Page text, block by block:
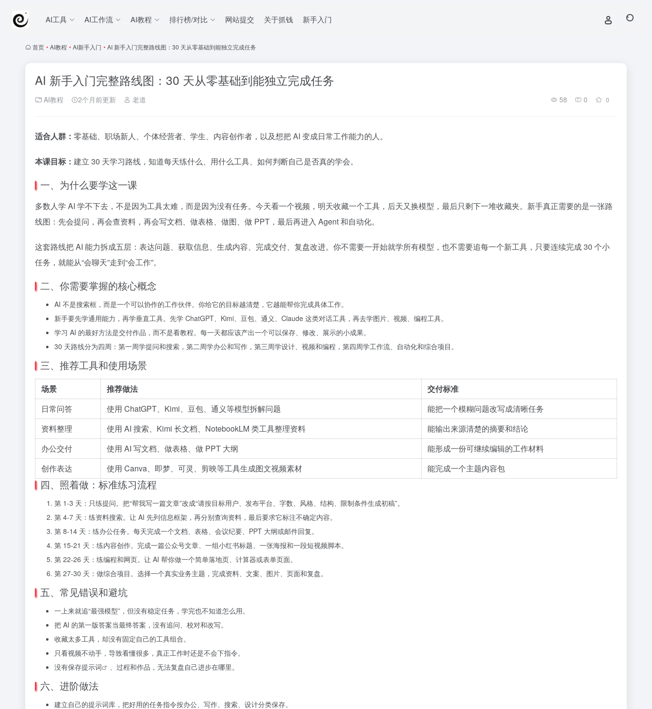
AI工具 AI工作流 AI教程 排行榜/对比 网站提交 关于抓钱 新手入门
首页 • AI教程 • AI新手入门 • AI 新手入门完整路线图：30 天从零基础到能独立完成任务
AI 新手入门完整路线图：30 天从零基础到能独立完成任务
AI教程 2个月前更新 老道 58 0 0
适合人群： 零基础、职场新人、个体经营者、学生、内容创作者，以及想把 AI 变成日常工作能力的人。
本课目标： 建立 30 天学习路线，知道每天练什么、用什么工具、如何判断自己是否真的学会。
一、为什么要学这一课
多数人学 AI 学不下去，不是因为工具太难，而是因为没有任务。今天看一个视频，明天收藏一个工具，后天又换模型，最后只剩下一堆收藏夹。新手真正需要的是一张路
线图：先会提问，再会查资料，再会写文档、做表格、做图、做 PPT，最后再进入 Agent 和自动化。
这套路线把 AI 能力拆成五层：表达问题、获取信息、生成内容、完成交付、复盘改进。你不需要一开始就学所有模型，也不需要追每一个新工具，只要连续完成 30 个小
任务，就能从“会聊天”走到“会工作”。
二、你需要掌握的核心概念
AI 不是搜索框，而是一个可以协作的工作伙伴。你给它的目标越清楚，它越能帮你完成具体工作。
新手要先学通用能力，再学垂直工具。先学 ChatGPT、Kimi、豆包、通义、Claude 这类对话工具，再去学图片、视频、编程工具。
学习 AI 的最好方法是交付作品，而不是看教程。每一天都应该产出一个可以保存、修改、展示的小成果。
30 天路线分为四周：第一周学提问和搜索，第二周学办公和写作，第三周学设计、视频和编程，第四周学工作流、自动化和综合项目。
三、推荐工具和使用场景
场景 推荐做法
交付标准
日常问答
使用 ChatGPT、Kimi、豆包、通义等模型拆解问题
能把一个模糊问题改写成清晰任务
资料整理
使用 AI 搜索、Kimi 长文档、NotebookLM 类工具整理资料
能输出来源清楚的摘要和结论
办公交付
使用 AI 写文档、做表格、做 PPT 大纲
能形成一份可继续编辑的工作材料
创作表达
使用 Canva、即梦、可灵、剪映等工具生成图文视频素材 能完成一个主题内容包
四、照着做：标准练习流程
第 1-3 天：只练提问。把“帮我写一篇文章”改成“请按目标用户、发布平台、字数、风格、结构、限制条件生成初稿”。
第 4-7 天：练资料搜索。让 AI 先列信息框架，再分别查询资料，最后要求它标注不确定内容。
第 8-14 天：练办公任务。每天完成一个文档、表格、会议纪要、PPT 大纲或邮件回复。
第 15-21 天：练内容创作。完成一篇公众号文章、一组小红书标题、一张海报和一段短视频脚本。
第 22-26 天：练编程和网页。让 AI 帮你做一个简单落地页、计算器或表单页面。
第 27-30 天：做综合项目。选择一个真实业务主题，完成资料、文案、图片、页面和复盘。
五、常见错误和避坑
一上来就追“最强模型”，但没有稳定任务，学完也不知道怎么用。
把 AI 的第一版答案当最终答案，没有追问、校对和改写。
收藏太多工具，却没有固定自己的工具组合。
只看视频不动手，导致看懂很多，真正工作时还是不会下指令。
没有保存提示词 、过程和作品，无法复盘自己进步在哪里。
六、进阶做法
建立自己的提示词库，把好用的任务指令按办公、写作、搜索、设计分类保存。